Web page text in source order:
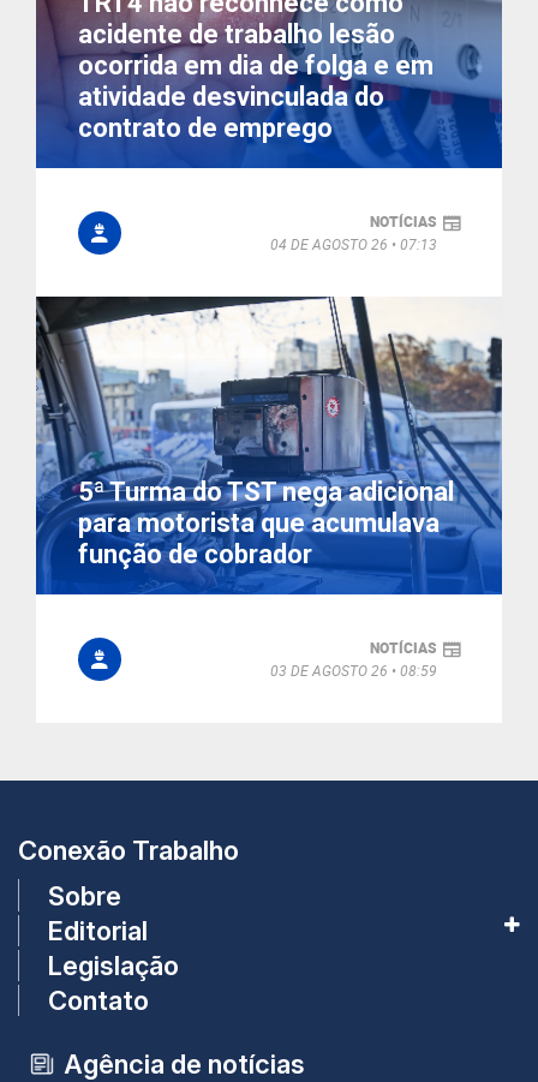
acidente de trabalho lesão
ocorrida em dia de folga e em
atividade desvinculada do
contrato de emprego
NOTÍCIAS
04 DE AGOSTO 26
07:13
5ª Turma do TST nega adicional
para motorista que acumulava
função de cobrador
NOTÍCIAS
03 DE AGOSTO 26
08:59
Conexão Trabalho
Sobre
Editorial
Legislação
Contato
Agência de notícias